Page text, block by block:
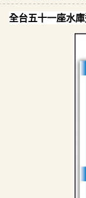
全台五十一座水